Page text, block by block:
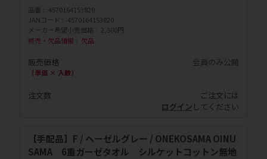
品番
4570164153820
JANコード
4570164153820
メーカー希望小売価格
2,500円
終売・欠品情報
欠品
販売価格
（単価 × 入数）
会員のみ公開
注文数
ご注文には
ログイン してください
【手配品】F / ヘーゼルグレー / ONEKOSAMA OINU
SAMA 6重ガーゼタオル シルケットコットン無地